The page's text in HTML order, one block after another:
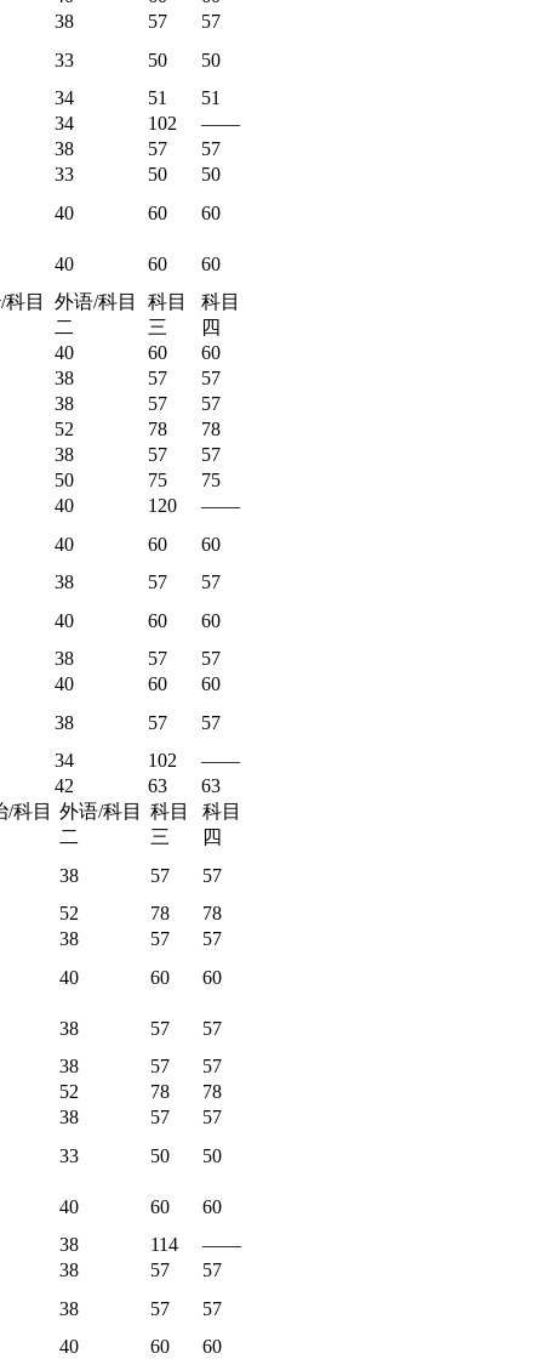
38
57
57
33
50
50
34
51
51
34
102
——
38
57
57
33
50
50
40
60 60
40 60
60
目
外语/科目
二
科目
三
科目
四
40
60
60
38
57
57
38
57
57
52
78
78
38
57
57
50
75
75
40
120
——
40
60
60
38
57
57
40
60
60
38
57
57
40
60
60
38
57
57
34
102
——
42
63
63
/科目 外语/科目
二
科目
三
科目
四
38
57
57
52
78
78
38
57
57
40
60 60
38 57
57
38
57
57
52
78
78
38
57
57
33
50 50
40 60
60
38
114
——
38
57
57
38
57
57
40
60
60